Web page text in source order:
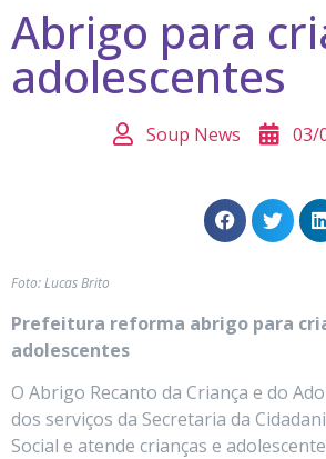
Abrigo para
adolescentes
Soup News 03/
Foto: Lucas Brito
Prefeitura reforma abrigo para
adolescentes
O Abrigo Recanto da Criança e do
dos serviços da Secretaria da
Social e atende crianças e